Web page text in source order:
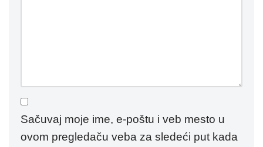
Sačuvaj moje ime, e-poštu i veb mesto u
ovom pregledaču veba za sledeći put kada